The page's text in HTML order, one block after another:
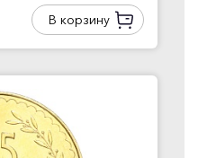
В корзину